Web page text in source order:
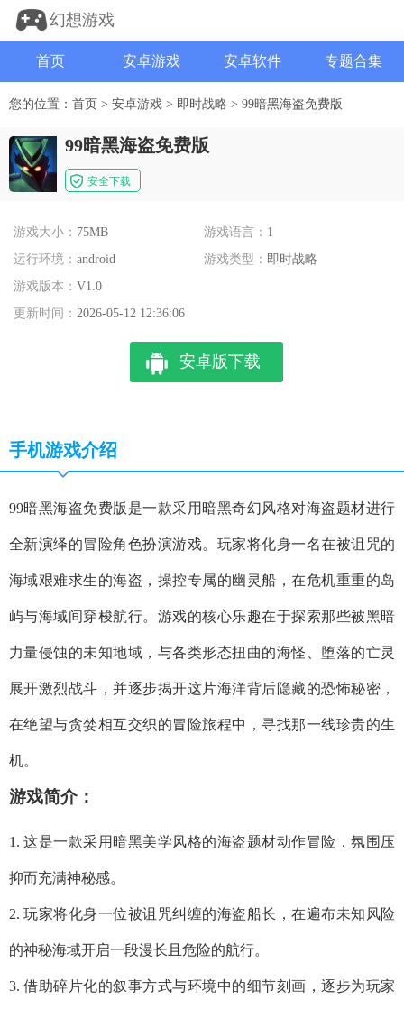
幻想游戏
首页 安卓游戏 安卓软件 专题合集
您的位置： 首页 > 安卓游戏 > 即时战略 > 99暗黑海盗免费版
99暗黑海盗免费版
安全下载
游戏大小： 75MB 游戏语言： 1
运行环境： android 游戏类型： 即时战略
游戏版本： V1.0
更新时间： 2026-05-12 12:36:06
安卓版下载
手机游戏介绍
99暗黑海盗免费版是一款采用暗黑奇幻风格对海盗题材进行
全新演绎的冒险角色扮演游戏。玩家将化身一名在被诅咒的
海域艰难求生的海盗，操控专属的幽灵船，在危机重重的岛
屿与海域间穿梭航行。游戏的核心乐趣在于探索那些被黑暗
力量侵蚀的未知地域，与各类形态扭曲的海怪、堕落的亡灵
展开激烈战斗，并逐步揭开这片海洋背后隐藏的恐怖秘密，
在绝望与贪婪相互交织的冒险旅程中，寻找那一线珍贵的生
机。
游戏简介：
1. 这是一款采用暗黑美学风格的海盗题材动作冒险，氛围压
抑而充满神秘感。
2. 玩家将化身一位被诅咒纠缠的海盗船长，在遍布未知风险
的神秘海域开启一段漫长且危险的航行。
3. 借助碎片化的叙事方式与环境中的细节刻画，逐步为玩家